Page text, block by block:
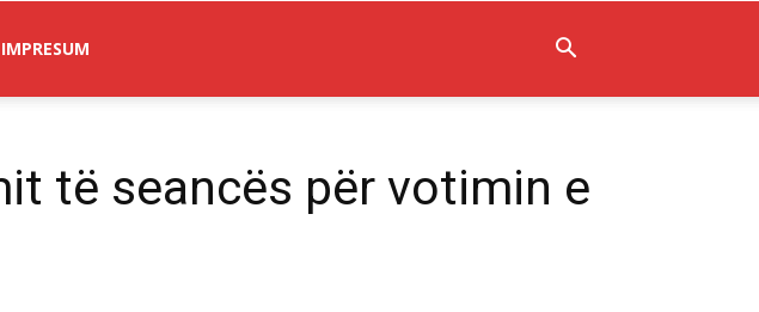
IMPRESUM
të seancës për votimin e